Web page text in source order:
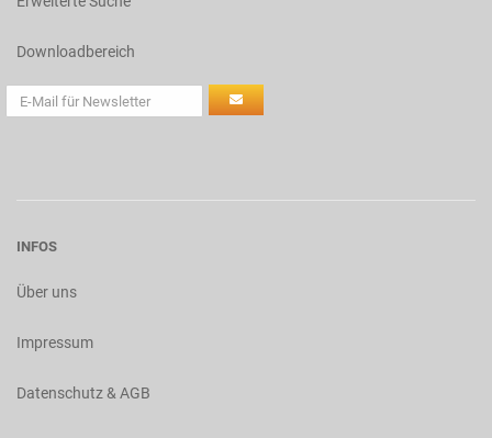
Downloadbereich
INFOS
Über uns
Impressum
Datenschutz & AGB